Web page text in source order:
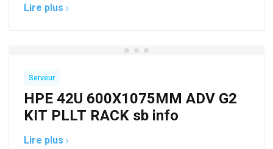
Lire plus
Serveur
HPE 42U 600X1075MM ADV G2
KIT PLLT RACK sb info
Lire plus